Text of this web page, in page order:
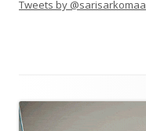
Tweets by @sarisarkomaa
sisältö